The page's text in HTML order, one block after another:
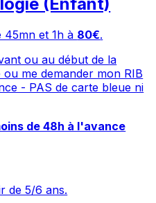
(Enfant)
45mn et 1h à 80€.
ou au début de la
me demander mon RIB
- PAS de carte bleue ni
de 48h à l'avance
de 5/6 ans.